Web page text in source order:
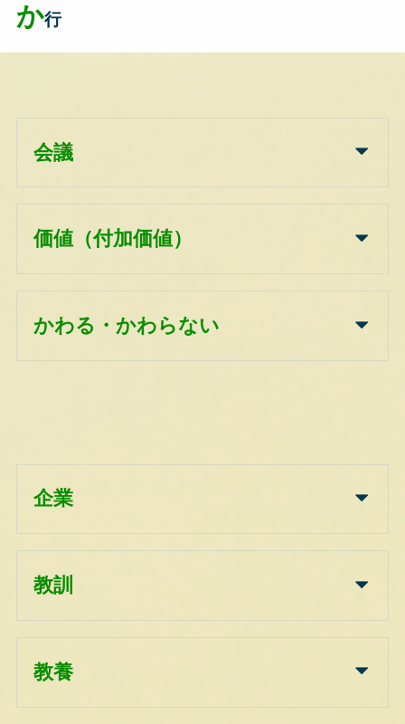
か行
会議
価値（付加価値）
かわる・かわらない
企業
教訓
教養